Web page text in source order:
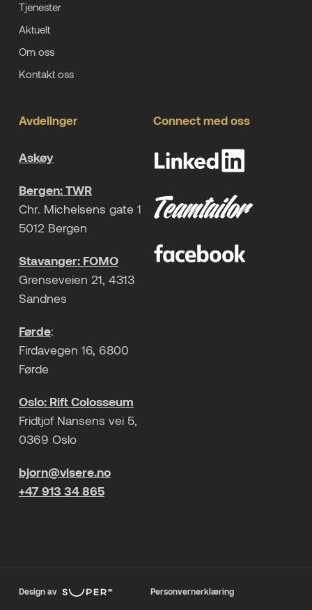
Tjenester
Aktuelt
Om oss
Kontakt oss
Avdelinger
Askøy
Bergen: TWR
Chr. Michelsens gate 1
5012 Bergen
Stavanger: FOMO
Grenseveien 21, 4313
Sandnes
Førde:
Firdavegen 16, 6800
Førde
Oslo: Rift Colosseum
Fridtjof Nansens vei 5,
0369 Oslo
bjorn@visere.no
+47 913 34 865
Connect med oss
Design av Personvernerklæring